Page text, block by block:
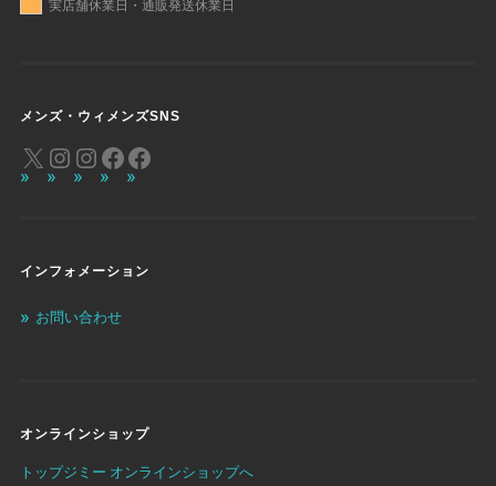
実店舗休業日・通販発送休業日
メンズ・ウィメンズSNS
インフォメーション
お問い合わせ
オンラインショップ
トップジミー オンラインショップへ